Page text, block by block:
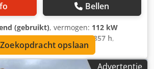
Bellen
(gebruikt), vermogen: 112 kW
2022, bedrijfsturen:2.857 h,
, CATERPILLAR M319-07B
2.857 uur Gesloten cabine
Advertentie
Zoekopdracht opslaan